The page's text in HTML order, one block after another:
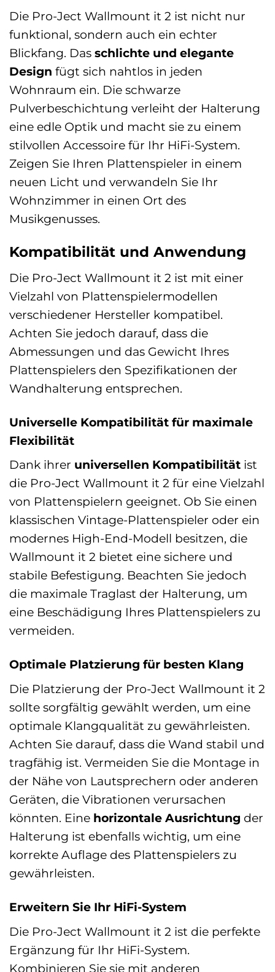
Die Pro-Ject Wallmount it 2 ist nicht nur
funktional, sondern auch ein echter
Blickfang. Das schlichte und elegante
Design fügt sich nahtlos in jeden
Wohnraum ein. Die schwarze
Pulverbeschichtung verleiht der Halterung
eine edle Optik und macht sie zu einem
stilvollen Accessoire für Ihr HiFi-System.
Zeigen Sie Ihren Plattenspieler in einem
neuen Licht und verwandeln Sie Ihr
Wohnzimmer in einen Ort des
Musikgenusses.
Kompatibilität und Anwendung
Die Pro-Ject Wallmount it 2 ist mit einer
Vielzahl von Plattenspielermodellen
verschiedener Hersteller kompatibel.
Achten Sie jedoch darauf, dass die
Abmessungen und das Gewicht Ihres
Plattenspielers den Spezifikationen der
Wandhalterung entsprechen.
Universelle Kompatibilität für maximale
Flexibilität
Dank ihrer universellen Kompatibilität ist
die Pro-Ject Wallmount it 2 für eine Vielzahl
von Plattenspielern geeignet. Ob Sie einen
klassischen Vintage-Plattenspieler oder ein
modernes High-End-Modell besitzen, die
Wallmount it 2 bietet eine sichere und
stabile Befestigung. Beachten Sie jedoch
die maximale Traglast der Halterung, um
eine Beschädigung Ihres Plattenspielers zu
vermeiden.
Optimale Platzierung für besten Klang
Die Platzierung der Pro-Ject Wallmount it 2
sollte sorgfältig gewählt werden, um eine
optimale Klangqualität zu gewährleisten.
Achten Sie darauf, dass die Wand stabil und
tragfähig ist. Vermeiden Sie die Montage in
der Nähe von Lautsprechern oder anderen
Geräten, die Vibrationen verursachen
könnten. Eine horizontale Ausrichtung der
Halterung ist ebenfalls wichtig, um eine
korrekte Auflage des Plattenspielers zu
gewährleisten.
Erweitern Sie Ihr HiFi-System
Die Pro-Ject Wallmount it 2 ist die perfekte
Ergänzung für Ihr HiFi-System.
Kombinieren Sie sie mit anderen